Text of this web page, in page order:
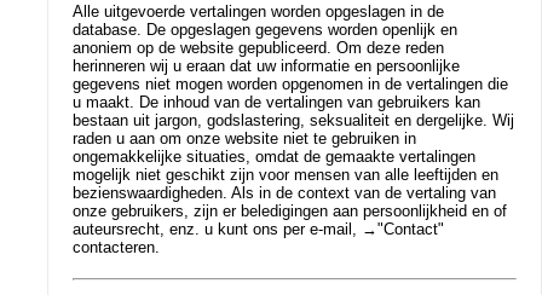
Alle uitgevoerde vertalingen worden opgeslagen in de
database. De opgeslagen gegevens worden openlijk en
anoniem op de website gepubliceerd. Om deze reden
herinneren wij u eraan dat uw informatie en persoonlijke
gegevens niet mogen worden opgenomen in de vertalingen die
u maakt. De inhoud van de vertalingen van gebruikers kan
bestaan uit jargon, godslastering, seksualiteit en dergelijke. Wij
raden u aan om onze website niet te gebruiken in
ongemakkelijke situaties, omdat de gemaakte vertalingen
mogelijk niet geschikt zijn voor mensen van alle leeftijden en
bezienswaardigheden. Als in de context van de vertaling van
onze gebruikers, zijn er beledigingen aan persoonlijkheid en of
auteursrecht, enz. u kunt ons per e-mail, →"Contact"
contacteren.